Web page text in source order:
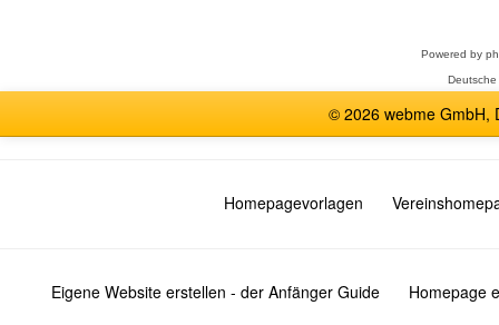
Powered by
© 2026 webme GmbH,
Homepagevorlagen
Eigene Website erstellen - der Anfänger Guide Homepage